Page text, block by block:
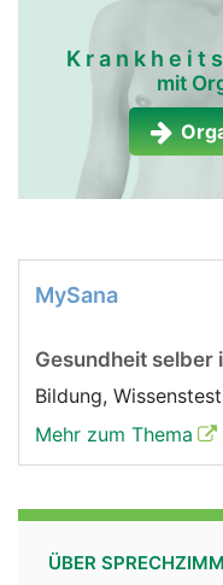
mit
MySana
Gesundheit selber
Bildung,
Mehr zum Thema
ÜBER